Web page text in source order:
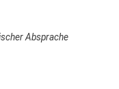
Absprache